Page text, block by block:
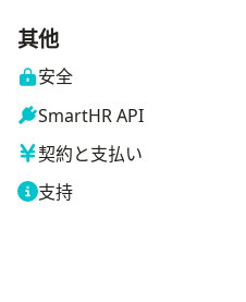
其他
安全
SmartHR API
契約と支払い
支持